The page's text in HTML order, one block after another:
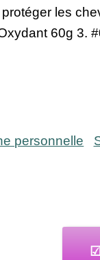
les
60g 3.
personnelle